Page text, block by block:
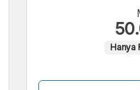
Hanya